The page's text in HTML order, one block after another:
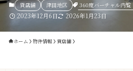
貸店舗 津田地区 360度バーチャル内覧
2023年12月6日 2026年1月23日
ホーム 物件情報 貸店舗